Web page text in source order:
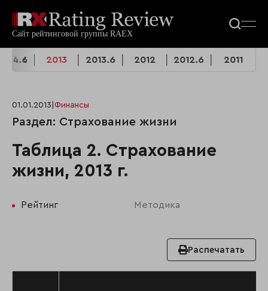
2013 2013.6 2012 2012.6 2011
01.01.2013 Финансы
Раздел: Страхование жизни
Таблица 2. Страхование
жизни, 2013 г.
Рейтинг Методика
Распечатать